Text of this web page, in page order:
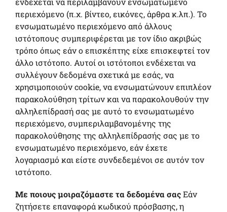
περιεχόμενο (π.χ. βίντεο, εικόνες, άρθρα κ.λπ.). Το
ενσωματωμένο περιεχόμενο από άλλους
ιστότοπους συμπεριφέρεται με τον ίδιο ακριβώς
τρόπο όπως εάν ο επισκέπτης είχε επισκεφτεί τον
άλλο ιστότοπο. Αυτοί οι ιστότοποι ενδέχεται να
συλλέγουν δεδομένα σχετικά με εσάς, να
χρησιμοποιούν cookie, να ενσωματώνουν επιπλέον
παρακολούθηση τρίτων και να παρακολουθούν την
αλληλεπίδρασή σας με αυτό το ενσωματωμένο
περιεχόμενο, συμπεριλαμβανομένης της
παρακολούθησης της αλληλεπίδρασής σας με το
ενσωματωμένο περιεχόμενο, εάν έχετε
λογαριασμό και είστε συνδεδεμένοι σε αυτόν τον
ιστότοπο.
Με ποιους μοιραζόμαστε τα δεδομένα σαςΕάν
ζητήσετε επαναφορά κωδικού πρόσβασης, η